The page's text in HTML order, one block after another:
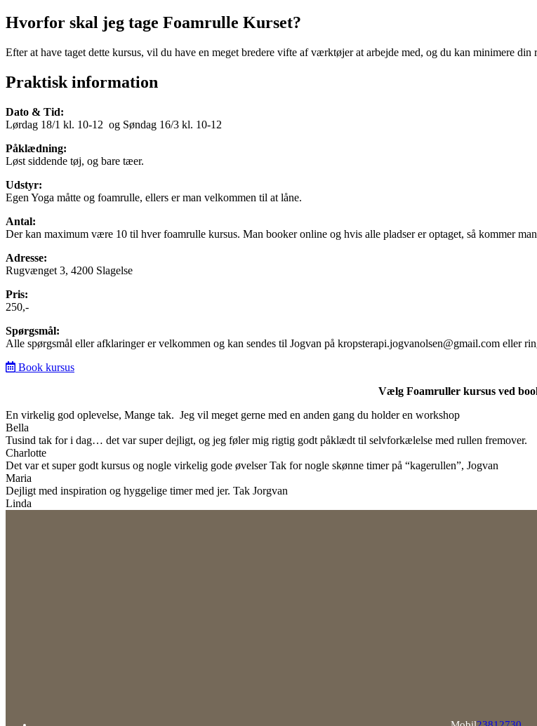
Hvorfor skal jeg tage Foamrulle Kurset?
Efter at have taget dette kursus, vil du have en meget bredere vifte af værktøjer at arbejde med, og du kan minimere
Praktisk information
Dato & Tid:
Lørdag 18/1 kl. 10-12 og Søndag 16/3 kl. 10-12
Påklædning:
Løst siddende tøj, og bare tæer.
Udstyr:
Egen Yoga måtte og foamrulle, ellers er man velkommen til at låne.
Antal:
Der kan maximum være 10 til hver foamrulle kursus. Man booker online og hvis alle pladser er optaget, så kommer
Adresse:
Rugvænget 3, 4200 Slagelse
Pris:
250,-
Spørgsmål:
Alle spørgsmål eller afklaringer er velkommen og kan sendes til Jogvan på kropsterapi.jogvanolsen@gmail.com eller
Book kursus
Vælg Foamruller kursus ved
En virkelig god oplevelse, Mange tak. Jeg vil meget gerne med en anden gang du holder en workshop
Bella
Tusind tak for i dag… det var super dejligt, og jeg føler mig rigtig godt påklædt til selvforkælelse med rullen fremover.
Charlotte
Det var et super godt kursus og nogle virkelig gode øvelser Tak for nogle skønne timer på “kagerullen”, Jogvan
Maria
Dejligt med inspiration og hyggelige timer med jer. Tak Jorgvan
Linda